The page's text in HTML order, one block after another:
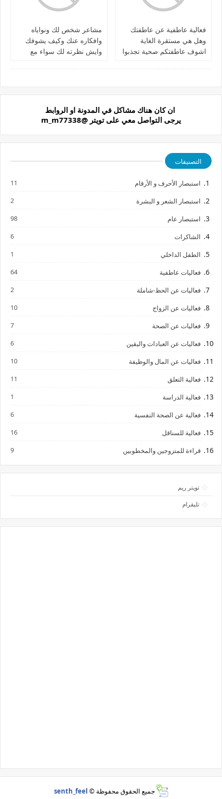
فعالية عاطفية عن عاطفتك
وهل هي مستقرة الغاية
اشوف عاطفتكم صحية تجذبوا
مشاعر شخص لك ونواياه
وافكاره عنك وكيف يشوفك
وايش نظرته لك سواء مع
ان كان هناك مشاكل في المدونة او الروابط
يرجى التواصل معي على تويتر @m_m77338
التصنيفات
استبصار الأحرف و الأرقام 11
استبصار الشعر و البشرة 2
استبصار عام 98
الشاكرات 6
الطفل الداخلي 1
فعاليات عاطفية 64
فعاليات عن الحظ-شاملة 2
فعاليات عن الزواج 10
فعاليات عن الصحة 7
فعاليات عن العبادات واليقين 6
فعاليات عن المال والوظيفة 10
فعالية التعلق 11
فعالية الدراسة 1
فعالية عن الصحة النفسية 6
فعالية للسناقل 16
قراءة للمتزوجين والمخطوبين 9
تويتر ريم
تليقرام
جميع الحقوق محفوظة © senth_feel